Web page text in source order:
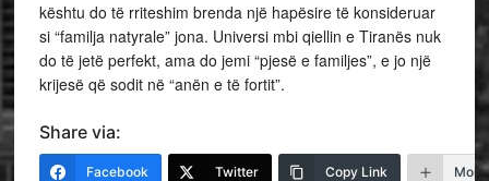
kështu do të rriteshim brenda një hapësire të konsideruar
si “familja natyrale” jona. Universi mbi qiellin e Tiranës nuk
do të jetë perfekt, ama do jemi “pjesë e familjes”, e jo një
krijesë që sodit në “anën e të fortit”.
Share via:
Facebook Twitter Copy Link More